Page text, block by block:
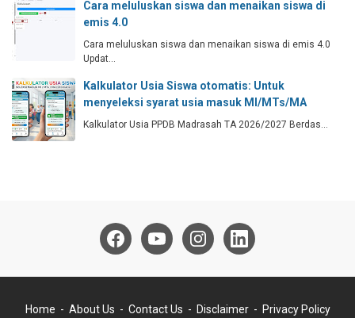
Cara meluluskan siswa dan menaikan siswa di
emis 4.0
Cara meluluskan siswa dan menaikan siswa di emis 4.0
Updat…
Kalkulator Usia Siswa otomatis: Untuk
menyeleksi syarat usia masuk MI/MTs/MA
Kalkulator Usia PPDB Madrasah TA 2026/2027 Berdas…
Home About Us Contact Us Disclaimer Privacy Policy